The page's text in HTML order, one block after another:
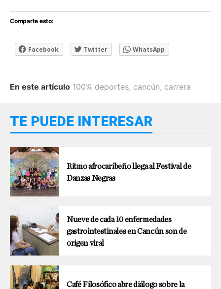
Comparte esto:
Facebook Twitter WhatsApp
En este artículo 100% deportes, cancún, carrera
TE PUEDE INTERESAR
Ritmo afrocaribeño llega al Festival de
Danzas Negras
Nueve de cada 10 enfermedades
gastrointestinales en Cancún son de
origen viral
Café Filosófico abre diálogo sobre la